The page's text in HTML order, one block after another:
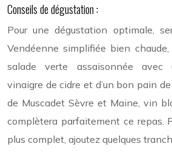
Conseils de dégustation :
Pour une dégustation optimale,
Vendéenne simplifiée bien chaude,
salade verte assaisonnée avec
vinaigre de cidre et d’un bon pain
de Muscadet Sèvre et Maine, vin
complètera parfaitement ce repas.
plus complet, ajoutez quelques